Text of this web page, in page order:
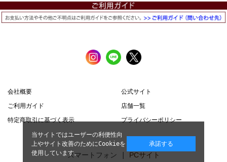
会社概要
公式サイト
ご利用ガイド
店舗一覧
特定商取引に基づく表示
プライバシーポリシー
スマートフォン | PCサイト
当サイトではユーザーの利便性向
上やサイト改善のためにCookieを
使用しています。
承諾する